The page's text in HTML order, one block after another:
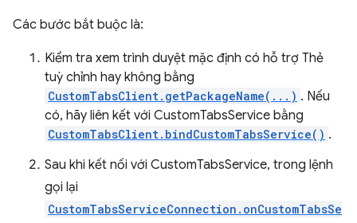
Các bước bắt buộc là:
Kiểm tra xem trình duyệt mặc định có hỗ trợ Thẻ
tuỳ chỉnh hay không bằng
CustomTabsClient.getPackageName(...) . Nếu
có, hãy liên kết với CustomTabsService bằng
CustomTabsClient.bindCustomTabsService() .
Sau khi kết nối với CustomTabsService, trong lệnh
gọi lại
CustomTabsServiceConnection.onCustomTabsSe